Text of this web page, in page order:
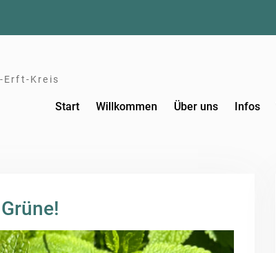
Erft-Kreis
Start Willkommen Über uns Infos